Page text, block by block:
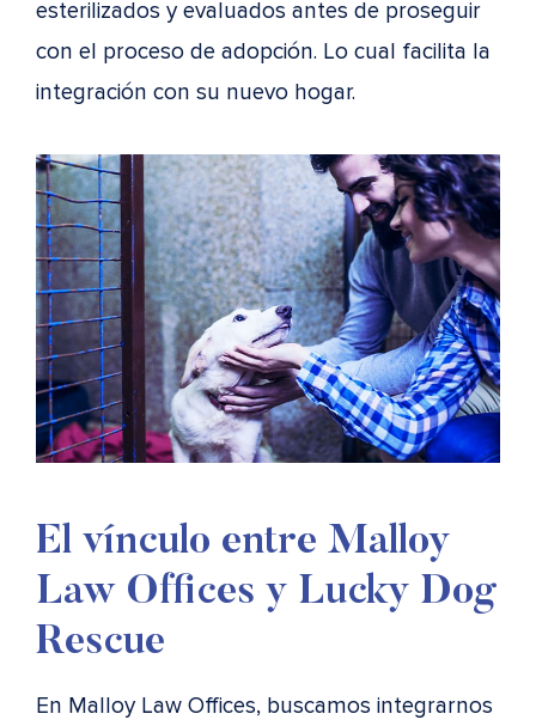
esterilizados y evaluados antes de proseguir
con el proceso de adopción. Lo cual facilita la
integración con su nuevo hogar.
El vínculo entre Malloy
Law Offices y Lucky Dog
Rescue
En Malloy Law Offices, buscamos integrarnos